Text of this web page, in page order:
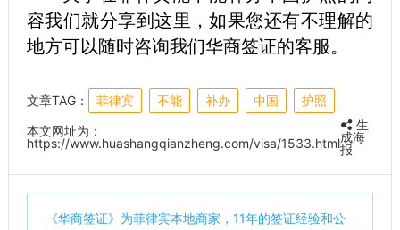
容我们就分享到这里，如果您还有不理解的
地方可以随时咨询我们华商签证的客服。
文章TAG： 菲律宾 不能 补办 中国
护照
本文网址为：
https://www.huashangqianzheng.com/visa/1533.html
生
成海
报
《华商签证》为菲律宾本地商家，11年的签证经验和公